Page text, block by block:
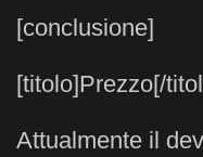
[conclusione]
[titolo]Prezzo[/
Attualmente il